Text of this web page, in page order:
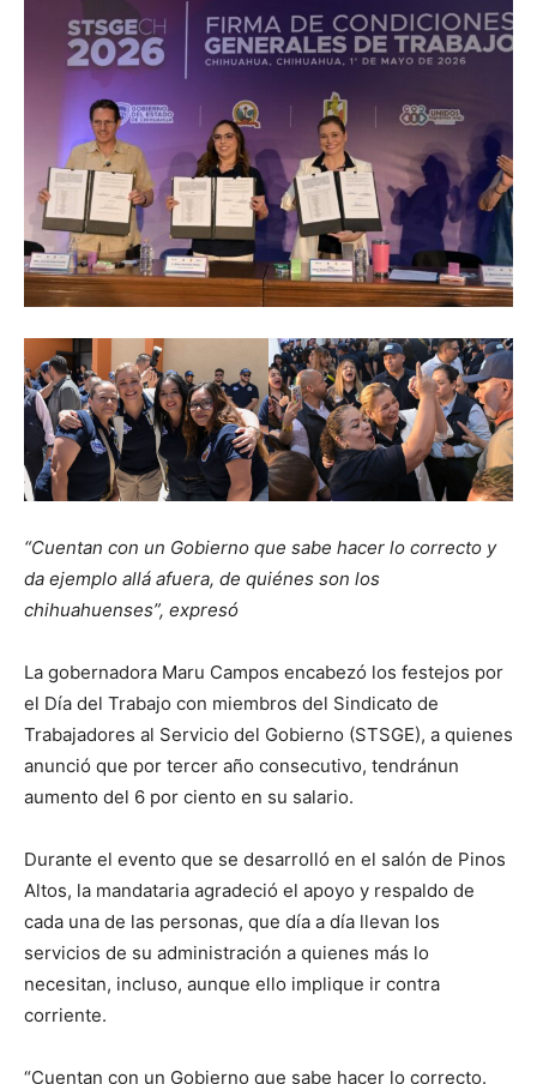
“Cuentan con un Gobierno que sabe hacer lo correcto y
da ejemplo allá afuera, de quiénes son los
chihuahuenses”, expresó
La gobernadora Maru Campos encabezó los festejos por
el Día del Trabajo con miembros del Sindicato de
Trabajadores al Servicio del Gobierno (STSGE), a quienes
anunció que por tercer año consecutivo, tendránun
aumento del 6 por ciento en su salario.
Durante el evento que se desarrolló en el salón de Pinos
Altos, la mandataria agradeció el apoyo y respaldo de
cada una de las personas, que día a día llevan los
servicios de su administración a quienes más lo
necesitan, incluso, aunque ello implique ir contra
corriente.
“Cuentan con un Gobierno que sabe hacer lo correcto.